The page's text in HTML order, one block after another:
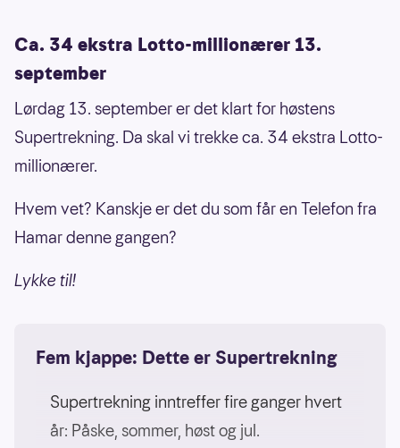
Ca. 34 ekstra Lotto-millionærer 13.
september
Lørdag 13. september er det klart for høstens
Supertrekning. Da skal vi trekke ca. 34 ekstra Lotto-
millionærer.
Hvem vet? Kanskje er det du som får en Telefon fra
Hamar denne gangen?
Lykke til!
Fem kjappe: Dette er Supertrekning
Supertrekning inntreffer fire ganger hvert
år: Påske, sommer, høst og jul.